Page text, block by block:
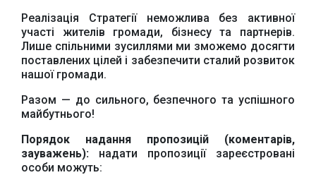
Реалізація Стратегії неможлива без активної
участі жителів громади, бізнесу та партнерів.
Лише спільними зусиллями ми зможемо досягти
поставлених цілей і забезпечити сталий розвиток
нашої громади.
Разом — до сильного, безпечного та успішного
майбутнього!
Порядок надання пропозицій
(коментарів,
зауважень): надати пропозиції зареєстровані
особи можуть:
Офіційний веб-сайт
Бориспільської РДА
Офіційний веб-сайт
Бориспільської
районної ради